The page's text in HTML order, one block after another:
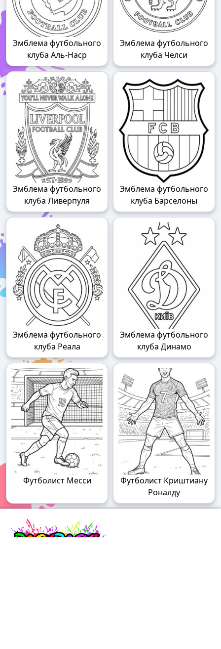
Эмблема футбольного
клуба Аль-Наср
Эмблема футбольного
клуба Челси
Эмблема футбольного
клуба Ливерпуля
Эмблема футбольного
клуба Барселоны
Эмблема футбольного
клуба Реала
Эмблема футбольного
клуба Динамо
Футболист Месси
Футболист Криштиану
Роналду